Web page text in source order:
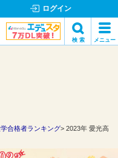
ログイン
検 索 メニュー
合格者ランキング
2023年 愛光高